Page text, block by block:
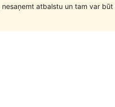
atbalstu un tam var